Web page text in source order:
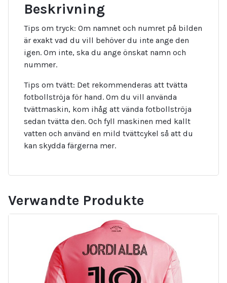
Beskrivning
Tips om tryck: Om namnet och numret på bilden
är exakt vad du vill behöver du inte ange den
igen. Om inte, ska du ange önskat namn och
nummer.
Tips om tvätt: Det rekommenderas att tvätta
fotbollströja för hand. Om du vill använda
tvättmaskin, kom ihåg att vända fotbollströja
sedan tvätta den. Och fyll maskinen med kallt
vatten och använd en mild tvättcykel så att du
kan skydda färgerna mer.
Verwandte Produkte